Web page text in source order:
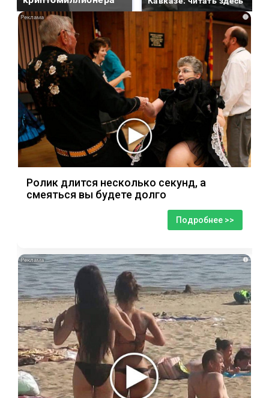
i
Ролик длится несколько секунд, а
смеяться вы будете долго
Подробнее >>
i